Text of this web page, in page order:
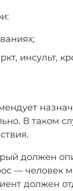
инсульт,
В таком
должен
— человек
должен